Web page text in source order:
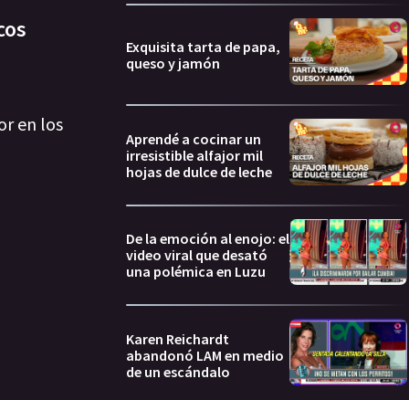
en los
Exquisita tarta de papa,
queso y jamón
Aprendé a cocinar un
irresistible alfajor mil
hojas de dulce de leche
De la emoción al enojo: el
video viral que desató
una polémica en Luzu
Karen Reichardt
abandonó LAM en medio
de un escándalo